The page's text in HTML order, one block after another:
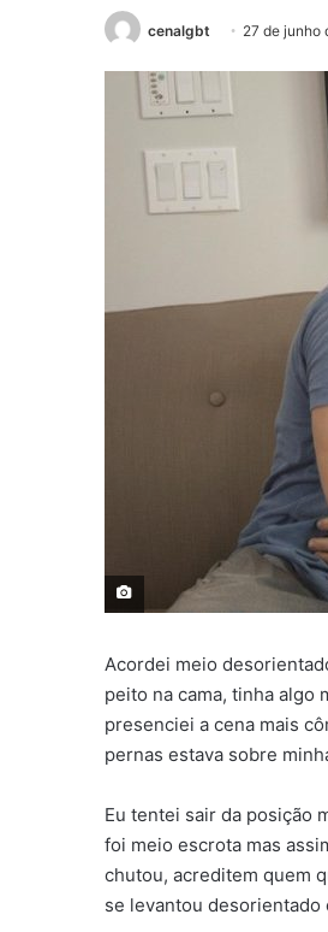
cenalgbt 27 de junho
Acordei meio
peito na cama, tinha algo
presenciei a cena mais
pernas estava sobre
Eu tentei sair da posição
foi meio escrota mas
chutou, acreditem quem
se levantou desorientado